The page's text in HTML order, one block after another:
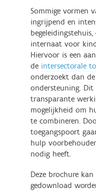
Sommige vormen
ingrijpend en
internaat voor
Hiervoor is een
de intersectorale
onderzoekt dan
ondersteuning. Dit
transparante
mogelijkheid om
te combineren.
toegangspoort
hulp
nodig heeft.
Deze brochure
gedownload